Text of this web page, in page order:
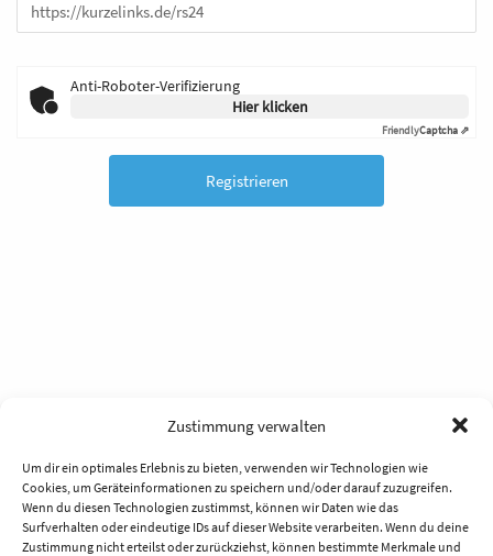
Zustimmung verwalten
Um dir ein optimales Erlebnis zu bieten, verwenden wir Technologien wie
Cookies, um Geräteinformationen zu speichern und/oder darauf zuzugreifen.
Wenn du diesen Technologien zustimmst, können wir Daten wie das
Surfverhalten oder eindeutige IDs auf dieser Website verarbeiten. Wenn du deine
Zustimmung nicht erteilst oder zurückziehst, können bestimmte Merkmale und
Anti-Roboter-Verifizierung
Hier klicken
FriendlyCaptcha ⇗